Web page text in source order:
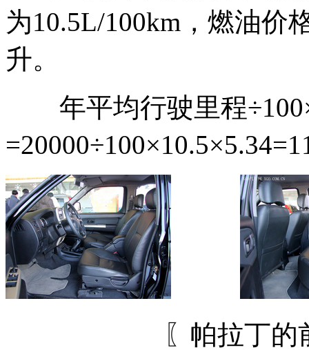
为10.5L/100km，燃油价
升。
年平均行驶里程
〖帕拉丁